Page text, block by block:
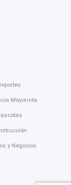
Mayorista
y Negocios